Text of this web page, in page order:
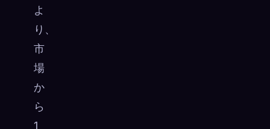
よ
り、
市
場
か
ら
1